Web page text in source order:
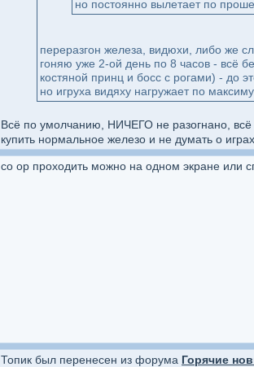
но постоянно вылетает по
переразгон железа, видюхи, либо же
гоняю уже 2-ой день по 8 часов - всё
костяной принц и босс с рогами) - до
но игруха видяху нагружает по
Всё по умолчанию, НИЧЕГО не разогнано,
купить нормальное железо и не думать о
co op проходить можно на одном экране или
Топик был перенесен из форума Горячие